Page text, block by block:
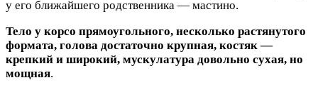
у его ближайшего родственника — мастино.
Тело у корсо прямоугольного, несколько растянутого
формата, голова достаточно крупная, костяк —
крепкий и широкий, мускулатура довольно сухая, но
мощная.